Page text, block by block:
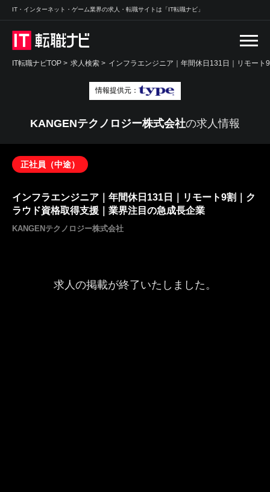
IT・インターネット・ゲーム業界の求人・転職サイトは「IT転職ナビ」
IT転職ナビTOP > 求人検索 > インフラエンジニア｜年間休日131日｜リモー
情報提供元：
KANGENテクノロジー株式会社の求人情報
正社員（中途）
インフラエンジニア｜年間休日131日｜リモート9割｜ク
ラウド資格取得支援｜業界注目の急成長企業
KANGENテクノロジー株式会社
求人の掲載が終了いたしました。